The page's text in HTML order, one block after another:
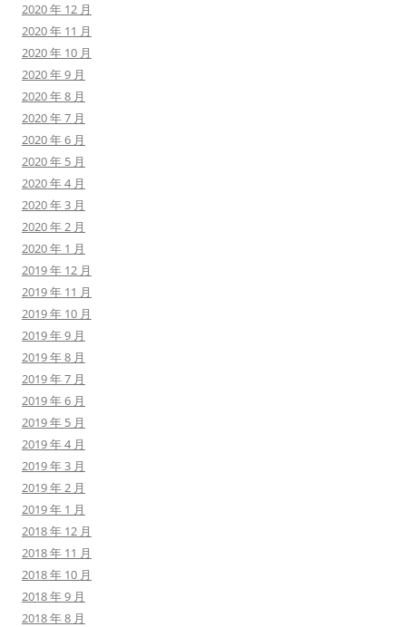
2020 年 12 月
2020 年 11 月
2020 年 10 月
2020 年 9 月
2020 年 8 月
2020 年 7 月
2020 年 6 月
2020 年 5 月
2020 年 4 月
2020 年 3 月
2020 年 2 月
2020 年 1 月
2019 年 12 月
2019 年 11 月
2019 年 10 月
2019 年 9 月
2019 年 8 月
2019 年 7 月
2019 年 6 月
2019 年 5 月
2019 年 4 月
2019 年 3 月
2019 年 2 月
2019 年 1 月
2018 年 12 月
2018 年 11 月
2018 年 10 月
2018 年 9 月
2018 年 8 月